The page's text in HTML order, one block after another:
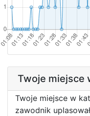
Twoje miejsce
Twoje miejsce w
zawodnik